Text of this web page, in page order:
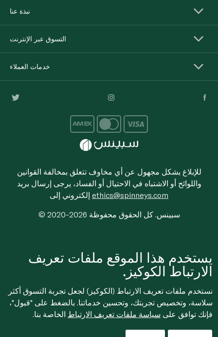
نبذة عنا
التسوق عبر الإنترنت
خدمات العملاء
للإبلاغ بشكل مجهول عن أي مخاوف تتعلق بمخالفة القوانين
واللوائح أو الاشتباه في الاحتيال أو الفساد، يرجى إرسال بريد
ethics@spinneys.com
© 2020-2026 سبينس. كل الحقوق محفوظة
يستخدم هذا الموقع ملفات تعريف
الارتباط الكوكيز.
نستخدم ملفات تعريف الارتباط (الكوكيز) لجعل تجربة التسوق أكثر
سلاسة، وتخصيص تجربتك، وتحسين خدماتنا. بالضغط على "قبول"،
فإنك توافق على سياسة ملفات تعريف الارتباط الخاصة بنا.